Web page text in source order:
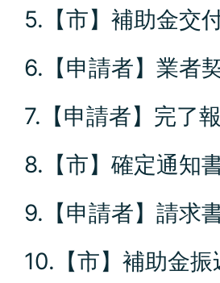
5.【市】補助金交
6.【申請者】業者
7.【申請者】完了
8.【市】確定通知
9.【申請者】請求
10.【市】補助金振